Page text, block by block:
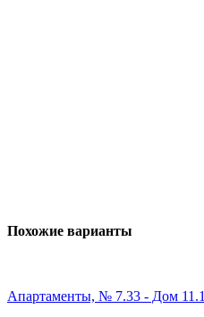
Похожие варианты
Апартаменты, № 7.33 - Дом 11.1